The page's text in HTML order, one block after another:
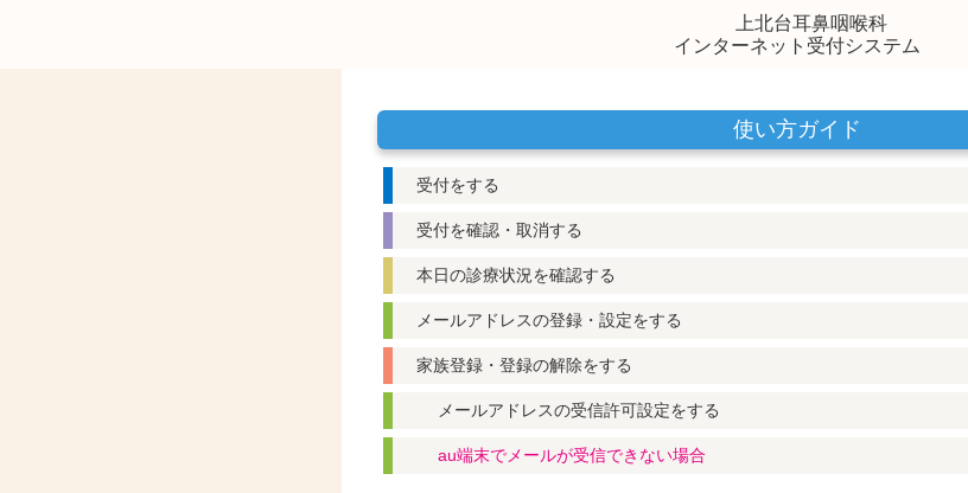
上北台耳鼻咽喉科
インターネット受付システム
使い方ガイド
受付をする
受付を確認・取消する
本日の診療状況を確認する
メールアドレスの登録・設定をする
家族登録・登録の解除をする
メールアドレスの受信許可設定をする
au端末でメールが受信できない場合